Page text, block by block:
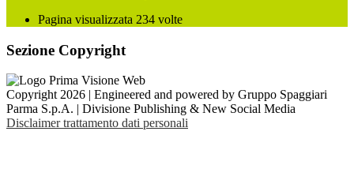
Pagina visualizzata 234 volte
Sezione Copyright
Copyright 2026 | Engineered and powered by Gruppo Spaggiari
Parma S.p.A. | Divisione Publishing & New Social Media
Disclaimer trattamento dati personali